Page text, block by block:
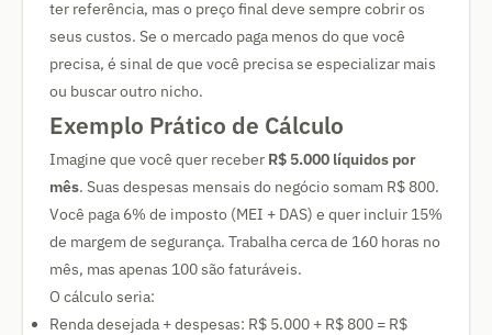
ter referência, mas o preço final deve sempre cobrir os
seus custos. Se o mercado paga menos do que você
precisa, é sinal de que você precisa se especializar mais
ou buscar outro nicho.
Exemplo Prático de Cálculo
Imagine que você quer receber R$ 5.000 líquidos por
mês. Suas despesas mensais do negócio somam R$ 800.
Você paga 6% de imposto (MEI + DAS) e quer incluir 15%
de margem de segurança. Trabalha cerca de 160 horas no
mês, mas apenas 100 são faturáveis.
O cálculo seria:
Renda desejada + despesas: R$ 5.000 + R$ 800 = R$